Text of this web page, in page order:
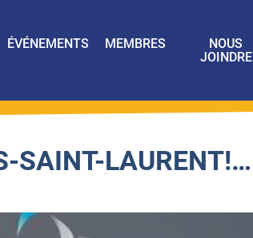
ÉVÉNEMENTS MEMBRES
NOUS
JOINDRE
SAINT-LAURENT!…